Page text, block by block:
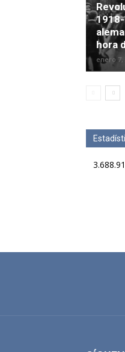
hora
enero 7,